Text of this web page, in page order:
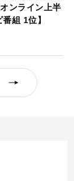
ンライン上半
組 1位】